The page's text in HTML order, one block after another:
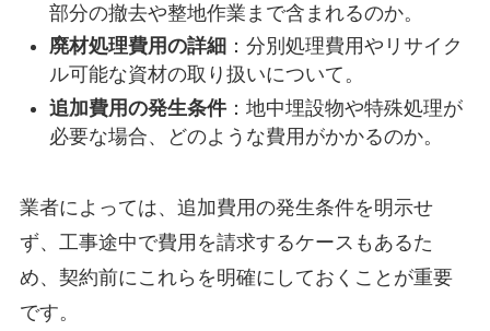
部分の撤去や整地作業まで含まれるのか。
廃材処理費用の詳細 ：分別処理費用やリサイク
ル可能な資材の取り扱いについて。
追加費用の発生条件：地中埋設物や特殊処理が
必要な場合、どのような費用がかかるのか。
業者によっては、追加費用の発生条件を明示せ
ず、工事途中で費用を請求するケースもあるた
め、契約前にこれらを明確にしておくことが重要
です。